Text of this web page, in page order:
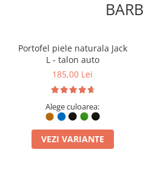
Alegerea unui portofel Jack S
simplificat și elegant. Spre
realizate industrial din materiale
margini și își pierd forma după
Portofel piele naturala Jack
L - talon auto
185,00 Lei
Alege culoarea:
VEZI VARIANTE